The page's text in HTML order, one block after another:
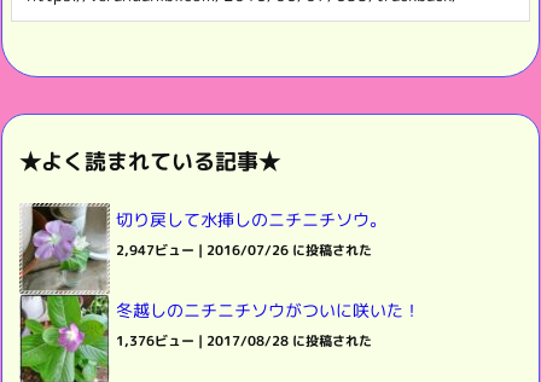
★よく読まれている記事★
切り戻して水挿しのニチニチソウ。
2,947ビュー | 2016/07/26 に投稿された
冬越しのニチニチソウがついに咲いた！
1,376ビュー | 2017/08/28 に投稿された